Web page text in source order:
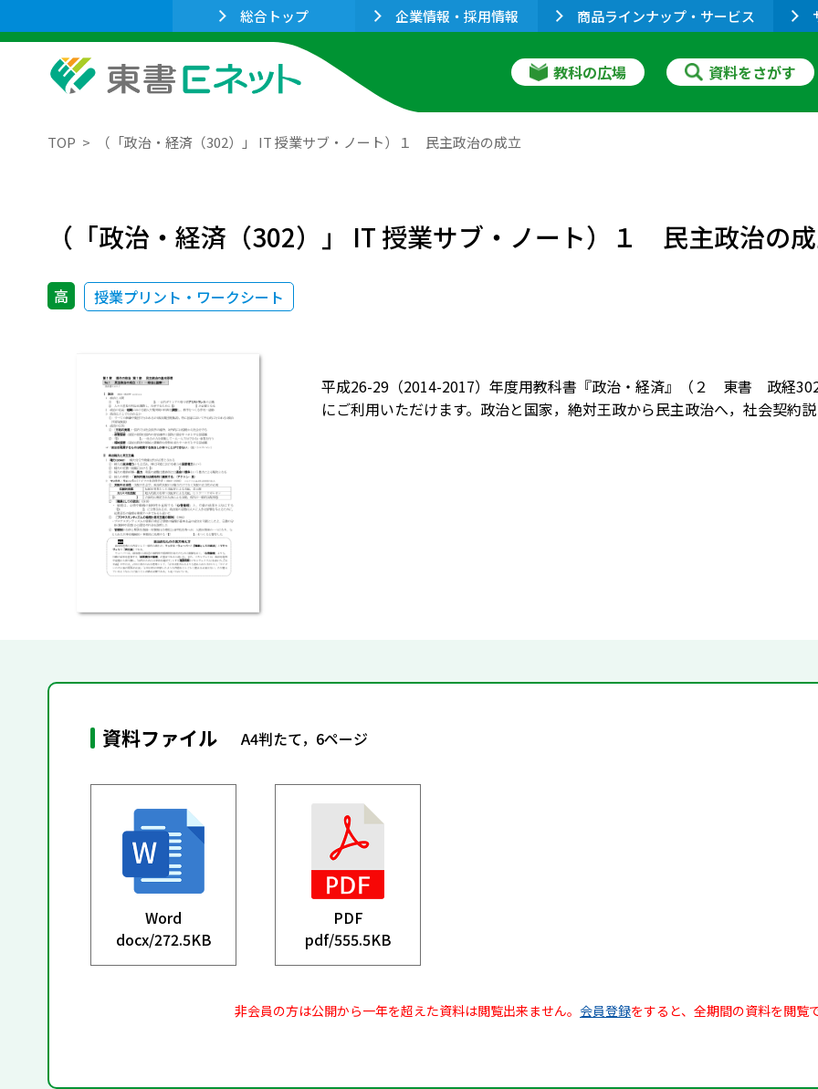
総合トップ 企業情報・採用情報 商品ラインナップ・サービス
教科の広場 資料をさがす
TOP （「政治・経済（302）」 IT 授業サブ・ノート）１ 民主政治の成立
（「政治・経済（302）」 IT 授業サブ・ノート）１ 民主政治の
高 授業プリント・ワークシート
平成26-29（2014-2017）年度用教科書『政治・経済』（２ 東書 政経
にご利用いただけます。政治と国家，絶対王政から民主政治へ，社会契約
資料ファイル A4判たて，6ページ
Word
docx/272.5KB
PDF
pdf/555.5KB
非会員の方は公開から一年を超えた資料は閲覧出来ません。 会員登録をすると、全期間の資料を閲覧